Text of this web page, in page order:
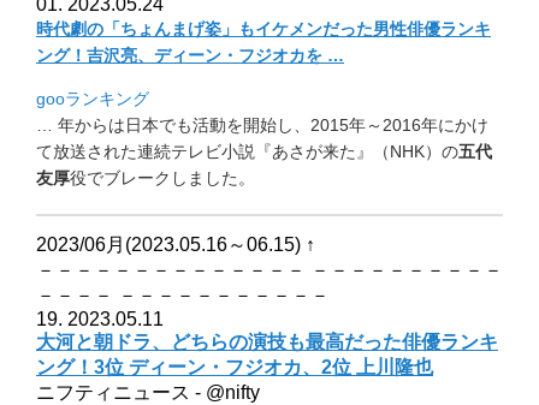
時代劇の「ちょんまげ姿」もイケメンだった男性俳優ランキ
ング！ 吉沢亮、ディーン・フジオカを …
gooランキング
… 年からは日本でも活動を開始し、2015年～ 2016年にかけ
て放送された連続テレビ小説『あさが来た』（NHK）の五代
友厚役でブレークしました。
2023/06月(2023.05.16～06.15) ↑
－－－－－－－－－－－－－－ －－－－－－－－－－
－－－－ －－－－－－－－－－－
19. 2023.05.11
大河と朝ドラ、どちらの演技も最高だった俳優ランキ
ング！3位 ディーン・フジオカ、2位 上川隆也
ニフティニュース - @nifty